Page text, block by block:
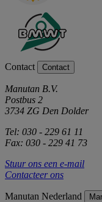
Contact Contact
Manutan B.V.
Postbus 2
3734 ZG Den Dolder
Tel: 030 - 229 61 11
Fax: 030 - 229 41 73
Stuur ons een e-mail
Contacteer ons
Manutan Nederland